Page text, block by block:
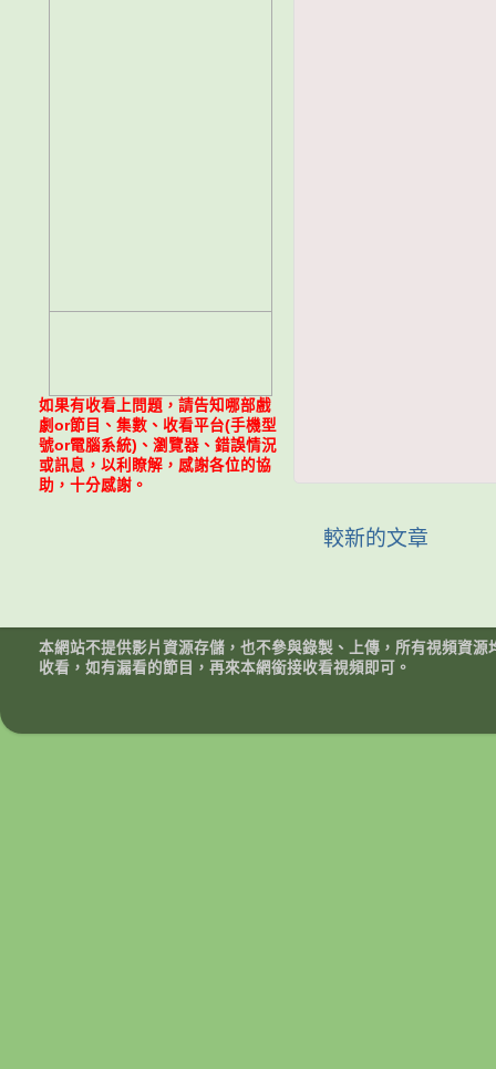
較新的文章
如果有收看上問題，請告知哪部戲
劇or節目、集數、收看平台(手機型
號or電腦系統)、瀏覽器、錯誤情況
或訊息，以利瞭解，感謝各位的協
助，十分感謝。
本網站不提供影片資源存儲，也不參與錄製、上傳，所有視頻資
收看，如有漏看的節目，再來本網銜接收看視頻即可。